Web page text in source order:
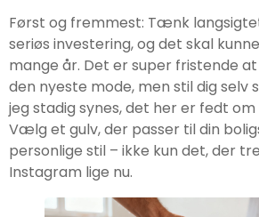
Først og fremmest: Tænk
seriøs investering, og det skal
mange år. Det er super fristende
den nyeste mode, men stil dig selv
jeg stadig synes, det her er fedt
Vælg et gulv, der passer til din
personlige stil – ikke kun det, der
Instagram lige nu.